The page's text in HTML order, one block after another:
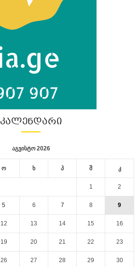
ᲙᲐᲚᲔᲜᲓᲐᲠᲘ
აგვისტო 2026
ო ხ პ შ კ
1 2
5 6 7 8 9
12 13 14 15 16
19 20 21 22 23
26 27 28 29 30